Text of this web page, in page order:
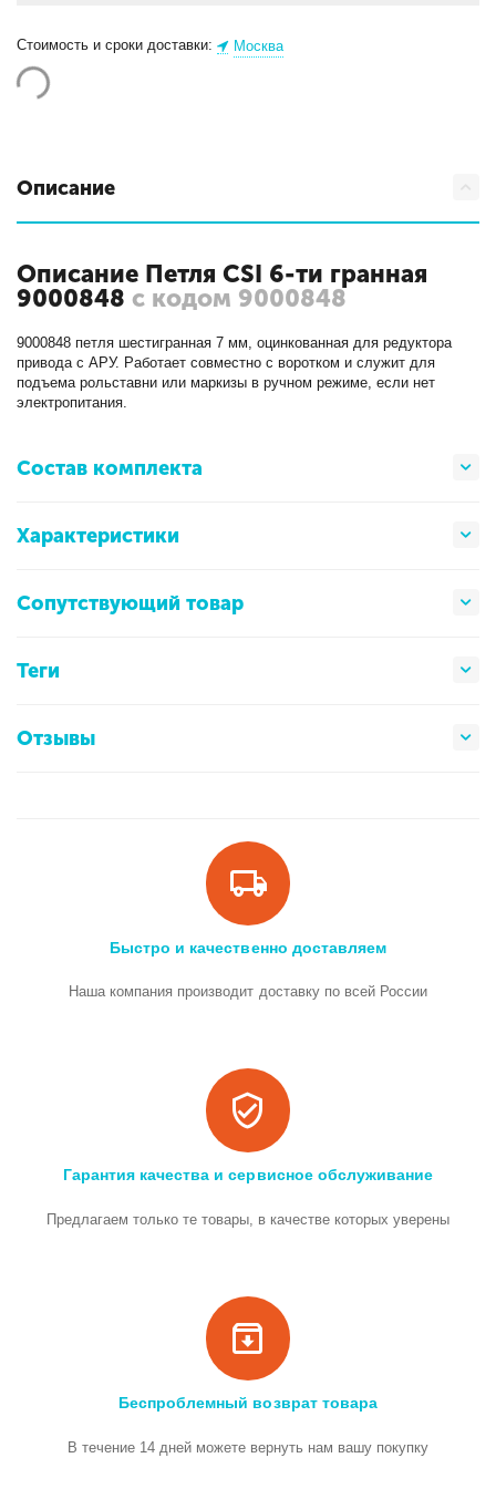
Стоимость и сроки доставки: Москва
Описание
Описание Петля CSI 6-ти гранная
9000848 с кодом 9000848
9000848 петля шестигранная 7 мм, оцинкованная для редуктора
привода с АРУ. Работает совместно с воротком и служит для
подъема рольставни или маркизы в ручном режиме, если нет
электропитания.
Состав комплекта
Характеристики
Сопутствующий товар
Теги
Отзывы
Быстро и качественно доставляем
Наша компания производит доставку по всей России
Гарантия качества и сервисное обслуживание
Предлагаем только те товары, в качестве которых уверены
Беспроблемный возврат товара
В течение 14 дней можете вернуть нам вашу покупку